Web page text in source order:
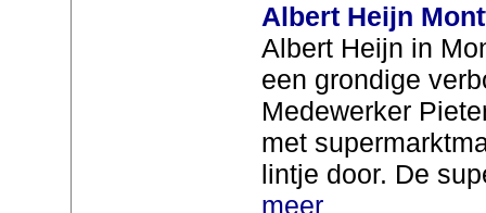
Albert Heijn
Albert Heijn in
een grondige
Medewerker
met
lintje door. De
meer